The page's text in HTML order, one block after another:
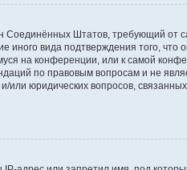
Соединённых Штатов, требующий от
иного вида подтверждения того, что
на конференции, или к самой
по правовым вопросам и не
или юридических вопросов,